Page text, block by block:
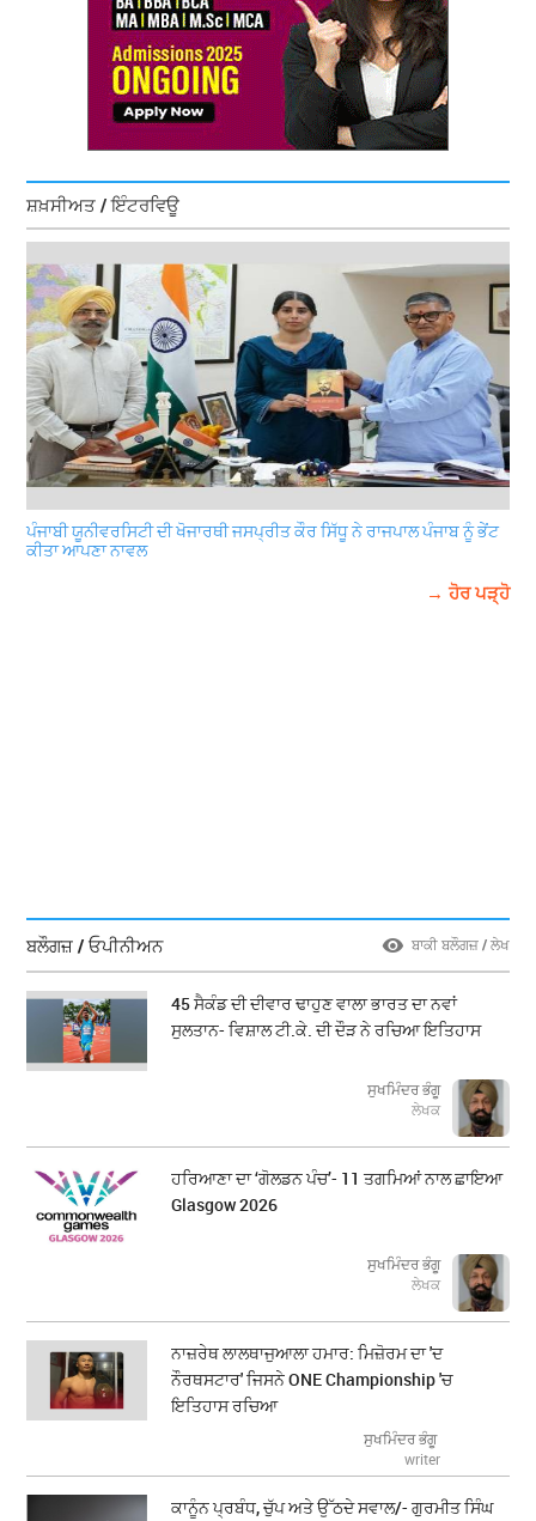
ਸ਼ਖ਼ਸੀਅਤ / ਇੰਟਰਵਿਊ
ਪੰਜਾਬੀ ਯੂਨੀਵਰਸਿਟੀ ਦੀ ਖੋਜਾਰਥੀ ਜਸਪ੍ਰੀਤ ਕੌਰ ਸਿੱਧੂ ਨੇ ਰਾਜਪਾਲ ਪੰਜਾਬ ਨੂੰ ਭੇਂਟ
ਕੀਤਾ ਆਪਣਾ ਨਾਵਲ
→ ਹੋਰ ਪੜ੍ਹੋ
ਬਲੌਗਜ਼ / ਓਪੀਨੀਅਨ ਬਾਕੀ ਬਲੌਗਜ਼ / ਲੇਖ
45 ਸੈਕੰਡ ਦੀ ਦੀਵਾਰ ਢਾਹੁਣ ਵਾਲਾ ਭਾਰਤ ਦਾ ਨਵਾਂ
ਸੁਲਤਾਨ- ਵਿਸ਼ਾਲ ਟੀ.ਕੇ. ਦੀ ਦੌੜ ਨੇ ਰਚਿਆ ਇਤਿਹਾਸ
ਸੁਖਮਿੰਦਰ ਭੰਗੂ
ਲੇਖਕ
ਹਰਿਆਣਾ ਦਾ ‘ਗੋਲਡਨ ਪੰਚ’- 11 ਤਗਮਿਆਂ ਨਾਲ ਛਾਇਆ
Glasgow 2026
ਸੁਖਮਿੰਦਰ ਭੰਗੂ
ਲੇਖਕ
ਨਾਜ਼ਰੇਥ ਲਾਲਥਾਜੁਆਲਾ ਹਮਾਰ: ਮਿਜ਼ੋਰਮ ਦਾ 'ਦ
ਨੌਰਥਸਟਾਰ' ਜਿਸਨੇ ONE Championship 'ਚ
ਇਤਿਹਾਸ ਰਚਿਆ
ਸੁਖਮਿੰਦਰ ਭੰਗੂ
writer
ਕਾਨੂੰਨ ਪ੍ਰਬੰਧ, ਚੁੱਪ ਅਤੇ ਉੱਠਦੇ ਸਵਾਲ/- ਗੁਰਮੀਤ ਸਿੰਘ